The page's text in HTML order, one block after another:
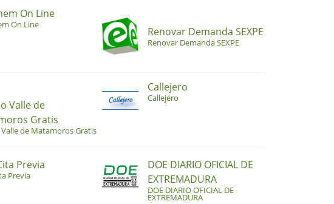
On Line
On Line
Renovar Demanda SEXPE
Renovar Demanda SEXPE
Valle de
Gratis
de Matamoros Gratis
Callejero
Callejero
Previa
Previa
DOE DIARIO OFICIAL DE
EXTREMADURA
DOE DIARIO OFICIAL DE
EXTREMADURA